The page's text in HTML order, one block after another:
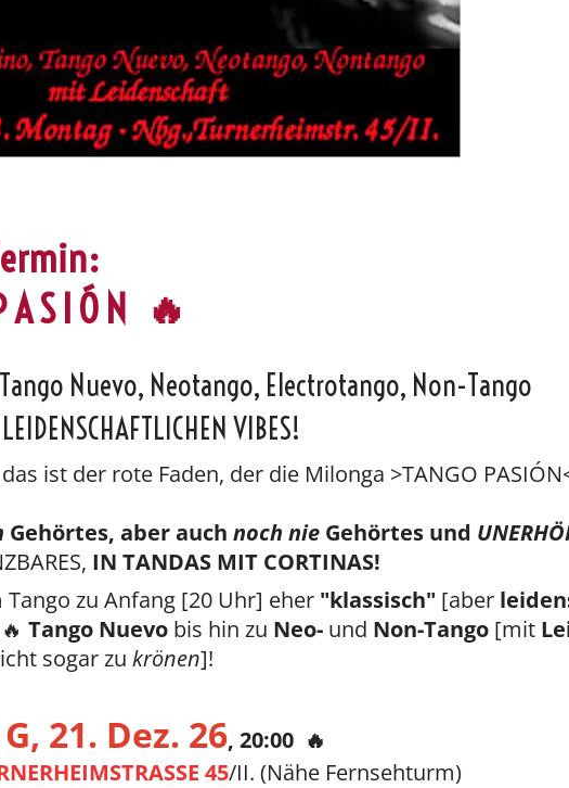
A S I Ó N 🔥
Nuevo, Neotango, Electrotango, Non-Tango
VIBES!
das ist der rote Faden, der die Milonga >TANGO
Gehörtes, aber auch noch nie Gehörtes und
IN TANDAS MIT CORTINAS!
zu Anfang [20 Uhr] eher "klassisch" [aber
Tango Nuevo bis hin zu Neo- und Non-Tango [mit
sogar zu krönen]!
21. Dez. 26, 20:00 🔥
45/II. (Nähe Fernsehturm)